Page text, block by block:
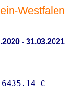
Westfalen
- 31.03.2021